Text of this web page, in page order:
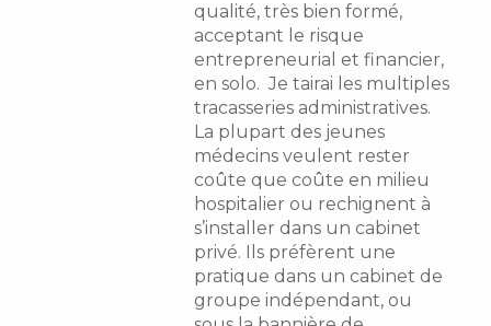
qualité, très bien formé,
acceptant le risque
entrepreneurial et financier,
en solo. Je tairai les multiples
tracasseries administratives.
La plupart des jeunes
médecins veulent rester
coûte que coûte en milieu
hospitalier ou rechignent à
s’installer dans un cabinet
privé. Ils préfèrent une
pratique dans un cabinet de
groupe indépendant, ou